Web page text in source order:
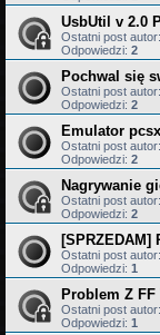
UsbUtil v 2.0
Ostatni post autor:
Odpowiedzi: 2
Pochwal się
Ostatni post autor:
Odpowiedzi: 2
Emulator
Ostatni post autor:
Odpowiedzi: 2
Nagrywanie
Ostatni post autor:
Odpowiedzi: 2
[SPRZEDAM]
Ostatni post autor:
Odpowiedzi: 1
Problem Z FF
Ostatni post autor:
Odpowiedzi: 1